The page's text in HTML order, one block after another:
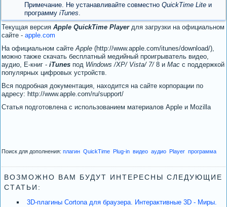
Примечание. Не устанавливайте совместно QuickTime Lite и
программу iTunes.
Текущая версия Apple QuickTime Playerдля загрузки на официальном
сайте - apple.com
На официальном сайтеApple (http://www.apple.com/itunes/download/),
можно также скачать бесплатный медийный проигрыватель видео,
аудио, Е-книг - iTunes под Windows /XP/ Vista/ 7/8 и Mac с поддержкой
популярных цифровых устройств.
Вся подробная документация, находится на сайте корпорации по
адресу: http://www.apple.com/ru/support/
Статья подготовлена с использованием материалов Apple и Mozilla
Поиск для дополнения: плагин QuickTime Plug-in видео аудио Player программа
ВОЗМОЖНО ВАМ БУДУТ ИНТЕРЕСНЫ СЛЕДУЮЩИЕ
СТАТЬИ:
3D-плагины Cortona для браузера. Интерактивные 3D - Миры.